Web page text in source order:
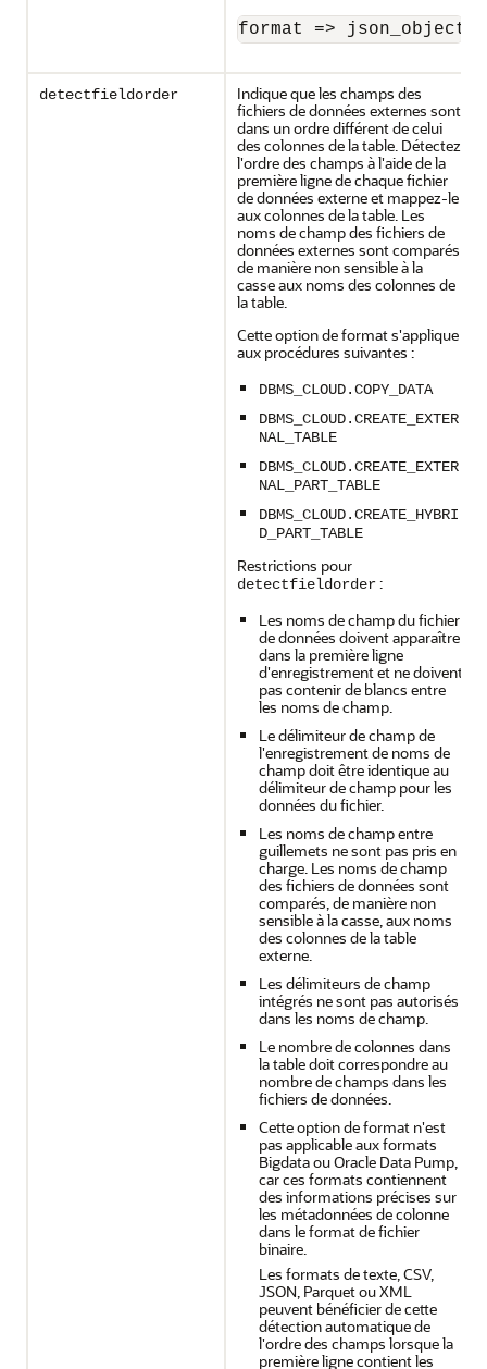
format =>
detectfieldorder
Indique que les champs des
fichiers de données externes sont
dans un ordre différent de celui
des colonnes de la table. Détectez
l'ordre des champs à l'aide de la
première ligne de chaque fichier
de données externe et mappez-le
aux colonnes de la table. Les
noms de champ des fichiers de
données externes sont comparés
de manière non sensible à la
casse aux noms des colonnes de
la table.
Cette option de format s'applique
aux procédures suivantes :
DBMS_CLOUD.COPY_DATA
DBMS_CLOUD.CREATE_EXTER
NAL_TABLE
DBMS_CLOUD.CREATE_EXTER
NAL_PART_TABLE
DBMS_CLOUD.CREATE_HYBRI
D_PART_TABLE
Restrictions pour
detectfieldorder:
Les noms de champ du fichier
de données doivent apparaître
dans la première ligne
d'enregistrement et ne doivent
pas contenir de blancs entre
les noms de champ.
Le délimiteur de champ de
l'enregistrement de noms de
champ doit être identique au
délimiteur de champ pour les
données du fichier.
Les noms de champ entre
guillemets ne sont pas pris en
charge. Les noms de champ
des fichiers de données sont
comparés, de manière non
sensible à la casse, aux noms
des colonnes de la table
externe.
Les délimiteurs de champ
intégrés ne sont pas autorisés
dans les noms de champ.
Le nombre de colonnes dans
la table doit correspondre au
nombre de champs dans les
fichiers de données.
Cette option de format n'est
pas applicable aux formats
Bigdata ou Oracle Data Pump,
car ces formats contiennent
des informations précises sur
les métadonnées de colonne
dans le format de fichier
binaire.
Les formats de texte, CSV,
JSON, Parquet ou XML
peuvent bénéficier de cette
détection automatique de
l'ordre des champs lorsque la
première ligne contient les